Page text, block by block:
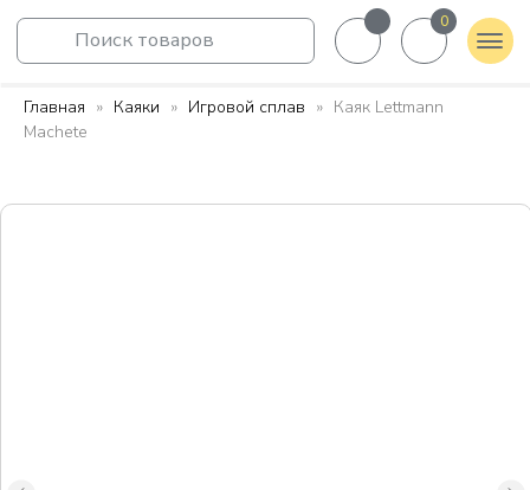
Главная Каяки Игровой сплав
Каяк Lettmann
Machete